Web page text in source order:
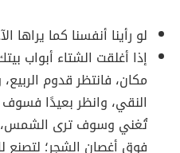
لو رأينا أنفسنا كما يراها
إذا أغلقت الشتاء أبواب
مكان، فانتظر قدوم
النقي، وانظر بعيدًا
تُغني وسوف ترى الشمس،
فوق أغصان الشجر؛ لتصنع